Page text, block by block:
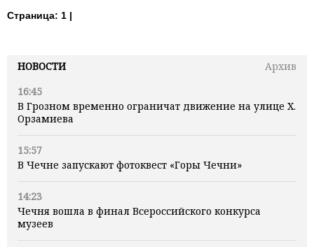
НОВОСТИ
Архив
16:45
В Грозном временно ограничат движение на улице Х.
Орзамиева
15:57
В Чечне запускают фотоквест «Горы Чечни»
14:23
Чечня вошла в финал Всероссийского конкурса
музеев
Страница: 1 |